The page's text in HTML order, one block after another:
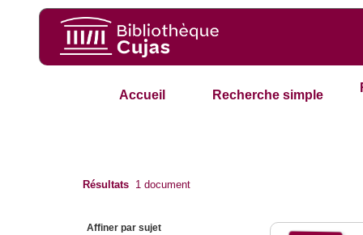
Accueil Recherche simple
Résultats 1 document
Affiner par sujet